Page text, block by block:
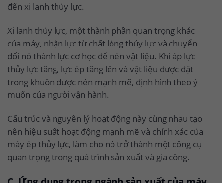
đến xi lanh thủy lực.
Xi lanh thủy lực, một thành phần quan trọng khác
của máy, nhận lực từ chất lỏng thủy lực và chuyển
đổi nó thành lực cơ học để nén vật liệu. Khi áp lực
thủy lực tăng, lực ép tăng lên và vật liệu được đặt
trong khuôn được nén mạnh mẽ, định hình theo ý
muốn của người vận hành.
Cấu trúc và nguyên lý hoạt động này cùng nhau tạo
nên hiệu suất hoạt động mạnh mẽ và chính xác của
máy ép thủy lực, làm cho nó trở thành một công cụ
quan trọng trong quá trình sản xuất và gia công.